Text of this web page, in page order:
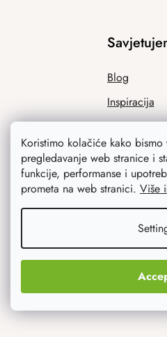
Koristimo kolačiće kako
pregledavanje web stranice i
funkcije, performanse i
prometa na web stranici. Više
Blog
Inspiracija
Ono što vas
Originalni pokloni